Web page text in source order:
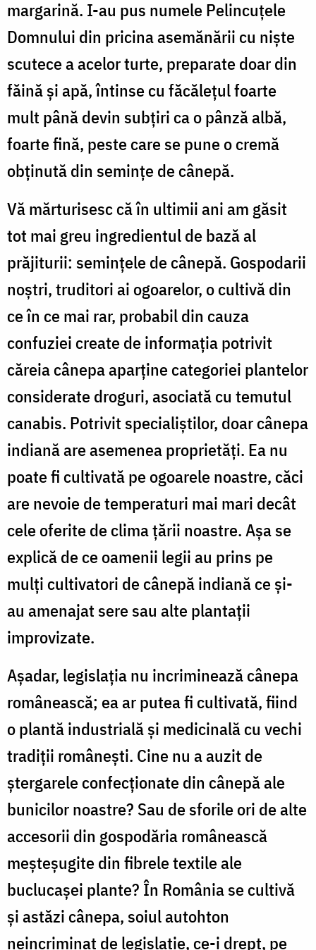
margarină. I-au pus numele Pelincuțele
Domnului din pricina asemănării cu nişte
scutece a acelor turte, preparate doar din
făină și apă, întinse cu făcălețul foarte
mult până devin subțiri ca o pânză albă,
foarte fină, peste care se pune o cremă
obținută din semințe de cânepă.
Vă mărturisesc că în ultimii ani am găsit
tot mai greu ingredientul de bază al
prăjiturii: semințele de cânepă. Gospodarii
noștri, truditori ai ogoarelor, o cultivă din
ce în ce mai rar, probabil din cauza
confuziei create de informația potrivit
căreia cânepa aparţine categoriei plantelor
considerate droguri, asociată cu temutul
canabis. Potrivit specialiștilor, doar cânepa
indiană are asemenea proprietăți. Ea nu
poate fi cultivată pe ogoarele noastre, căci
are nevoie de temperaturi mai mari decât
cele oferite de clima țării noastre. Așa se
explică de ce oamenii legii au prins pe
mulți cultivatori de cânepă indiană ce şi-
au amenajat sere sau alte plantații
improvizate.
Așadar, legislația nu incriminează cânepa
românească; ea ar putea fi cultivată, fiind
o plantă industrială și medicinală cu vechi
tradiții românești. Cine nu a auzit de
ștergarele confecționate din cânepă ale
bunicilor noastre? Sau de sforile ori de alte
accesorii din gospodăria românească
meșteșugite din fibrele textile ale
buclucașei plante? În România se cultivă
și astăzi cânepa, soiul autohton
neincriminat de legislație, ce-i drept, pe